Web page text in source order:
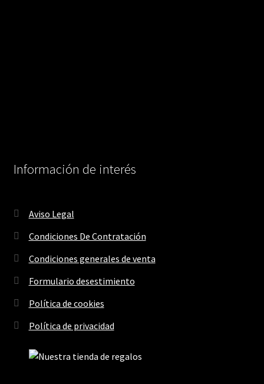
Información de interés
Aviso Legal
Condiciones De Contratación
Condiciones generales de venta
Formulario desestimiento
Política de cookies
Política de privacidad